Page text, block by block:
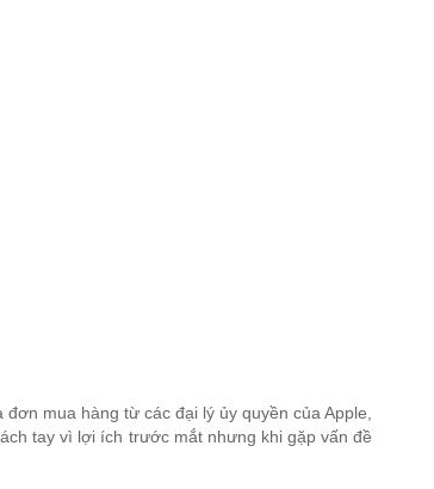
mua hàng từ các đại lý ủy quyền của Apple,
tay vì lợi ích trước mắt nhưng khi gặp vấn đề